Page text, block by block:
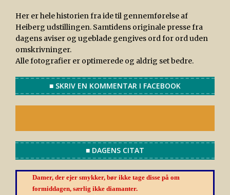
Her er hele historien fra ide til gennemførelse af
Heiberg udstillingen. Samtidens originale presse fra
dagens aviser og ugeblade gengives ord for ord uden
omskrivninger.
Alle fotografier er optimerede og aldrig set bedre.
■ SKRIV EN KOMMENTAR I FACEBOOK
■ DAGENS CITAT
Damer, der ejer smykker, bør ikke tage disse på om
formiddagen, særlig ikke diamanter.